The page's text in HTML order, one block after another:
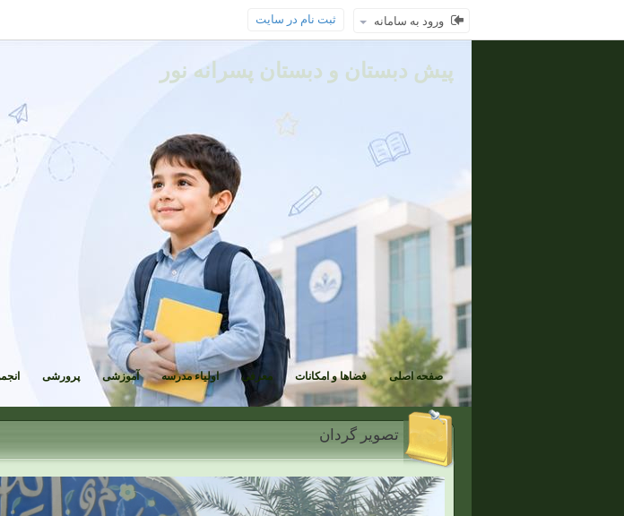
ورود به سامانه ثبت نام در سایت
پیش دبستان و دبستان پسرانه نور
صفحه اصلی فضاها و امکانات معرفی اولیاء مدرسه آموزشی پرورشی
تصویر گردان